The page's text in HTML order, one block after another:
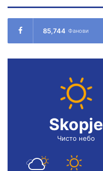
85,744 Фанови
Skopje
Чисто небо